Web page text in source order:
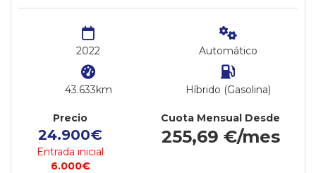
2022
43.633km
Automático
Híbrido (Gasolina)
Precio
24.900€
Entrada inicial
6.000€
Cuota Mensual Desde
255,69 €/mes